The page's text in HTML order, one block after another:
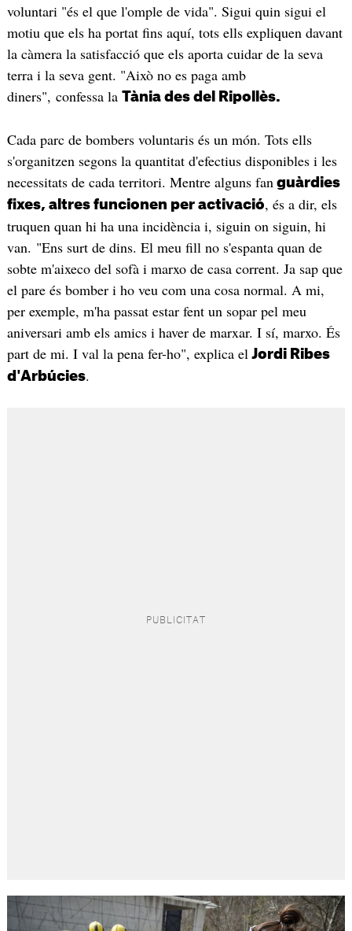
voluntari "és el que l'omple de vida". Sigui quin sigui el
motiu que els ha portat fins aquí, tots ells expliquen davant
la càmera la satisfacció que els aporta cuidar de la seva
terra i la seva gent. "Això no es paga amb
diners", confessa la Tània des del Ripollès.
Cada parc de bombers voluntaris és un món. Tots ells
s'organitzen segons la quantitat d'efectius disponibles i les
necessitats de cada territori. Mentre alguns fan guàrdies
fixes, altres funcionen per activació, és a dir, els
truquen quan hi ha una incidència i, siguin on siguin, hi
van. "Ens surt de dins. El meu fill no s'espanta quan de
sobte m'aixeco del sofà i marxo de casa corrent. Ja sap que
el pare és bomber i ho veu com una cosa normal. A mi,
per exemple, m'ha passat estar fent un sopar pel meu
aniversari amb els amics i haver de marxar. I sí, marxo. És
part de mi. I val la pena fer-ho", explica el Jordi Ribes
d'Arbúcies.